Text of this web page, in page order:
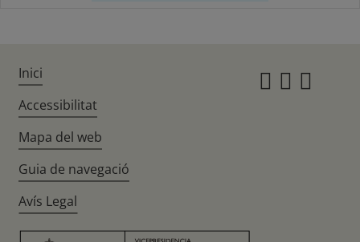
Inici
Accessibilitat
Mapa del web
Guia de navegació
Avís Legal